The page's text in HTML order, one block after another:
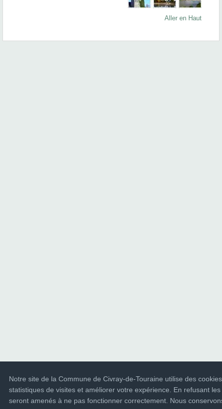
Aller en Haut
Notre site de la Commune de Civray-de-Touraine utilise des
statistiques de visites et améliorer votre expérience. En refusant
seront amenés à ne pas fonctionner correctement. Nous